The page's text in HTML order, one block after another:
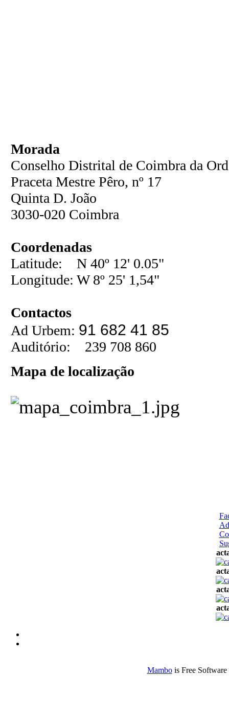
Morada
Conselho Distrital de Coimbra da
Praceta Mestre Pêro, nº 17
Quinta D. João
3030-020 Coimbra
Coordenadas
Latitude: N 40º 12' 0.05"
Longitude: W 8º 25' 1,54"
Contactos
Ad Urbem: 91 682 41 85
Auditório: 239 708 860
Mapa de localização
Mambois Free Software